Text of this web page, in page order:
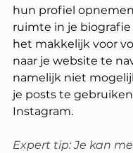
hun profiel
ruimte in je
het makkelijk voor
naar je website te
namelijk niet
je posts te
Instagram.
Expert tip: Je kan